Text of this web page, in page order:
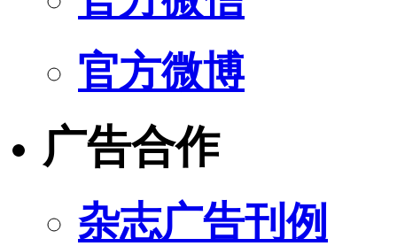
官方微博
广告合作
杂志广告刊例